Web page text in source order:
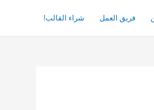
فريق العمل شراء القالب!